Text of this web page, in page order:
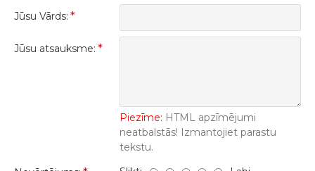
Jūsu Vārds:
Jūsu atsauksme:
Piezīme: HTML apzīmējumi
neatbalstās! Izmantojiet parastu
tekstu.